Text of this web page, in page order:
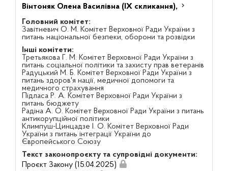
Вінтоняк Олена Василівна (IX скликання),
Головний комітет:
Завітневич О. М. Комітет Верховної Ради України з
питань національної безпеки, оборони та розвідки
Інші комітети:
Третьякова Г. М. Комітет Верховної Ради України з
питань соціальної політики та захисту прав ветеранів
Радуцький М. Б. Комітет Верховної Ради України з
питань здоров'я нації, медичної допомоги та
медичного страхування
Підласа Р. А. Комітет Верховної Ради України з
питань бюджету
Радіна А. О. Комітет Верховної Ради України з питань
антикорупційної політики
Климпуш-Цинцадзе І. О. Комітет Верховної Ради
України з питань інтеграції України до
Європейського Союзу
Текст законопроєкту та супровідні документи:
Проєкт Закону (15.04.2025)